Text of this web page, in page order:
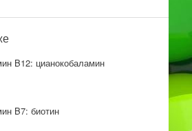
B12: цианокобаламин
B7: биотин